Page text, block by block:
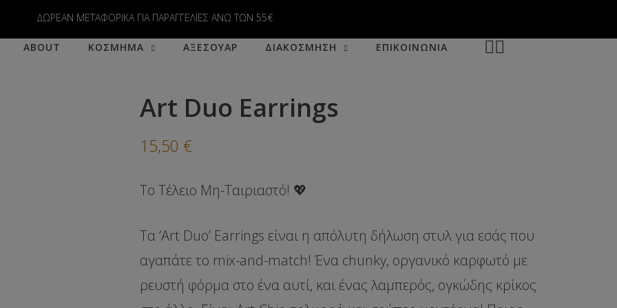
ΔΩΡΕΑΝ ΜΕΤΑΦΟΡΙΚΑ ΓΙΑ ΠΑΡΑΓΓΕΛΙΕΣ ΑΝΩ ΤΩΝ 55€
ABOUT ΚΟΣΜΗΜΑ ΑΞΕΣΟΥΑΡ ΔΙΑΚΟΣΜΗΣΗ ΕΠΙΚΟΙΝΩΝΙΑ
Art Duo Earrings
15,50 €
Το Τέλειο Μη-Ταιριαστό! 💖
Τα‘Art Duo’ Earrings είναι η απόλυτη δήλωση στυλ για εσάς που
αγαπάτε το mix-and-match! Ένα chunky, οργανικό καρφωτό με
ρευστή φόρμα στο ένα αυτί, και ένας λαμπερός, ογκώδης κρίκος